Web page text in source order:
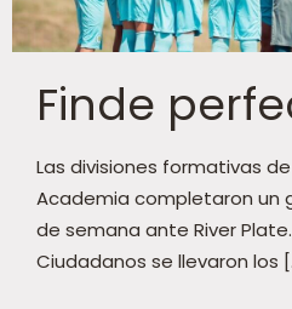
Finde
Las divisiones formativas de
Academia completaron un
de semana ante River Plate.
Ciudadanos se llevaron los